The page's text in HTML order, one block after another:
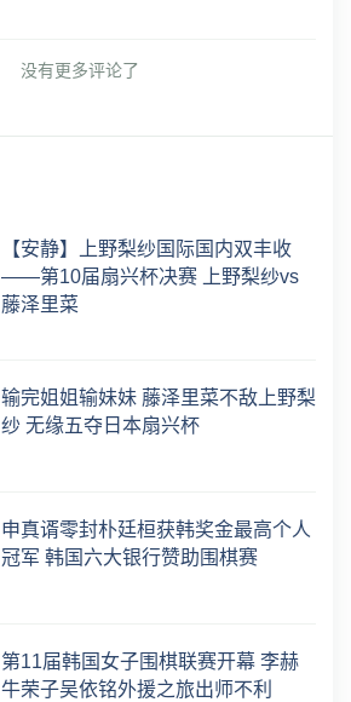
没有更多评论了
【安静】上野梨纱国际国内双丰收
——第10届扇兴杯决赛 上野梨纱vs
藤泽里菜
输完姐姐输妹妹 藤泽里菜不敌上野梨
纱 无缘五夺日本扇兴杯
申真谞零封朴廷桓获韩奖金最高个人
冠军 韩国六大银行赞助围棋赛
第11届韩国女子围棋联赛开幕 李赫
牛荣子吴依铭外援之旅出师不利